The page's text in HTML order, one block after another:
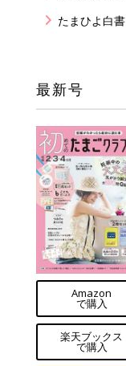
たまひよ白書
最新号
Amazon
で購入
楽天ブックス
で購入